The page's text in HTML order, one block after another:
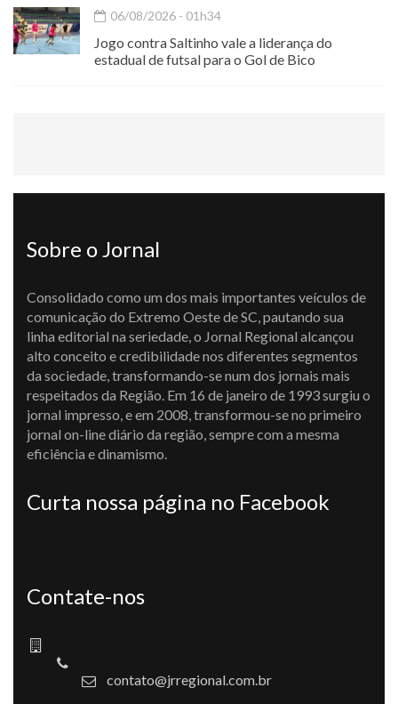
06/08/2026 - 01h34
Jogo contra Saltinho vale a liderança do
estadual de futsal para o Gol de Bico
Sobre o Jornal
Consolidado como um dos mais importantes veículos de
comunicação do Extremo Oeste de SC, pautando sua
linha editorial na seriedade, o Jornal Regional alcançou
alto conceito e credibilidade nos diferentes segmentos
da sociedade, transformando-se num dos jornais mais
respeitados da Região. Em 16 de janeiro de 1993 surgiu o
jornal impresso, e em 2008, transformou-se no primeiro
jornal on-line diário da região, sempre com a mesma
eficiência e dinamismo.
Curta nossa página no Facebook
Contate-nos
contato@jrregional.com.br